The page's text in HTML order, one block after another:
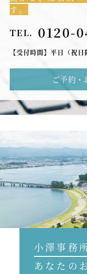
す。
TEL. 0120-
【受付時間】平日（祝
ご予約・
小澤事務
あなたの